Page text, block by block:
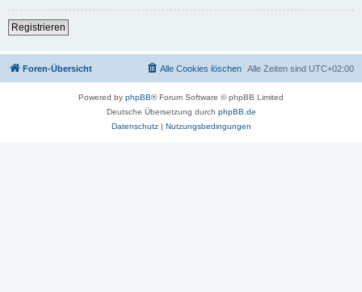
Registrieren
Foren-Übersicht Alle Zeiten sind UTC+02:00
Alle Cookies löschen
Powered by phpBB® Forum Software © phpBB Limited
Deutsche Übersetzung durch phpBB.de
Datenschutz| Nutzungsbedingungen